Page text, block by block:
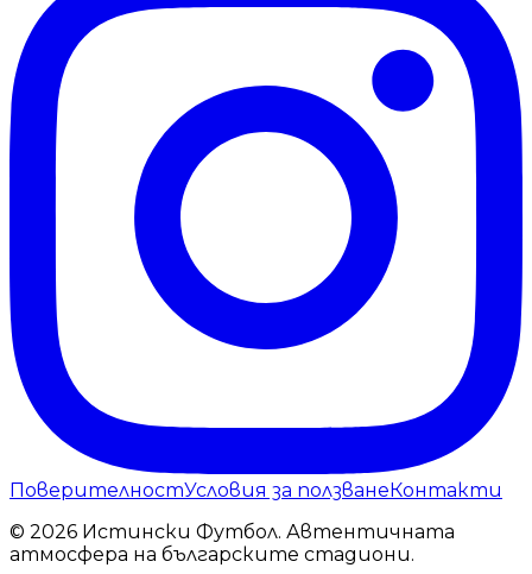
ПоверителностУсловия за ползванеКонтакти
© 2026 Истински Футбол. Автентичната
атмосфера на българските стадиони.